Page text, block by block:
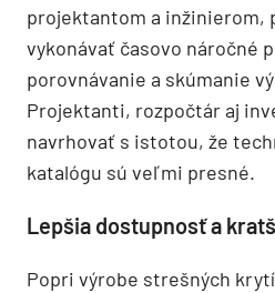
projektantom a inžinierom,
vykonávať časovo náročné
porovnávanie a skúmanie
Projektanti, rozpočtár aj
navrhovať s istotou, že
katalógu sú veľmi presné.
Lepšia dostupnosť a
Popri výrobe strešných